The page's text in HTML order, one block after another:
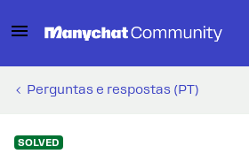
Perguntas e respostas (PT)
SOLVED